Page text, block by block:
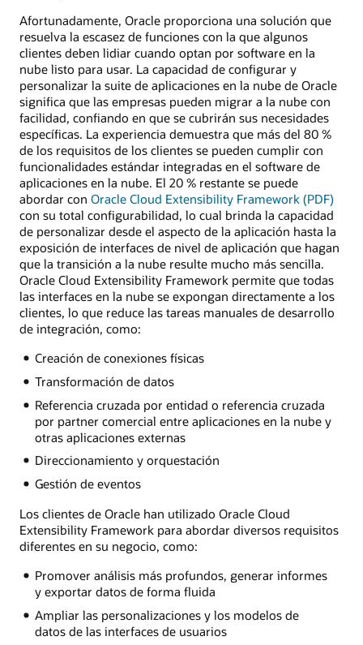
Afortunadamente, Oracle proporciona una solución que
resuelva la escasez de funciones con la que algunos
clientes deben lidiar cuando optan por software en la
nube listo para usar. La capacidad de configurar y
personalizar la suite de aplicaciones en la nube de Oracle
significa que las empresas pueden migrar a la nube con
facilidad, confiando en que se cubrirán sus necesidades
específicas. La experiencia demuestra que más del 80 %
de los requisitos de los clientes se pueden cumplir con
funcionalidades estándar integradas en el software de
aplicaciones en la nube. El 20 % restante se puede
abordar con Oracle Cloud Extensibility Framework (PDF)
con su total configurabilidad, lo cual brinda la capacidad
de personalizar desde el aspecto de la aplicación hasta la
exposición de interfaces de nivel de aplicación que hagan
que la transición a la nube resulte mucho más sencilla.
Oracle Cloud Extensibility Framework permite que todas
las interfaces en la nube se expongan directamente a los
clientes, lo que reduce las tareas manuales de desarrollo
de integración, como:
Creación de conexiones físicas
Transformación de datos
Referencia cruzada por entidad o referencia cruzada
por partner comercial entre aplicaciones en la nube y
otras aplicaciones externas
Direccionamiento y orquestación
Gestión de eventos
Los clientes de Oracle han utilizado Oracle Cloud
Extensibility Framework para abordar diversos requisitos
diferentes en su negocio, como:
Promover análisis más profundos, generar informes
y exportar datos de forma fluida
Ampliar las personalizaciones y los modelos de
datos de las interfaces de usuarios